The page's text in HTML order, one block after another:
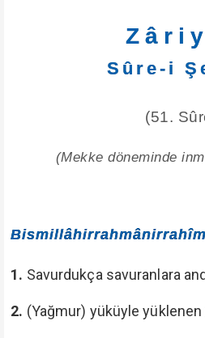
Sûre-i
(51.
(Mekke döneminde
1. Savurdukça savuranlara
2. (Yağmur) yüküyle